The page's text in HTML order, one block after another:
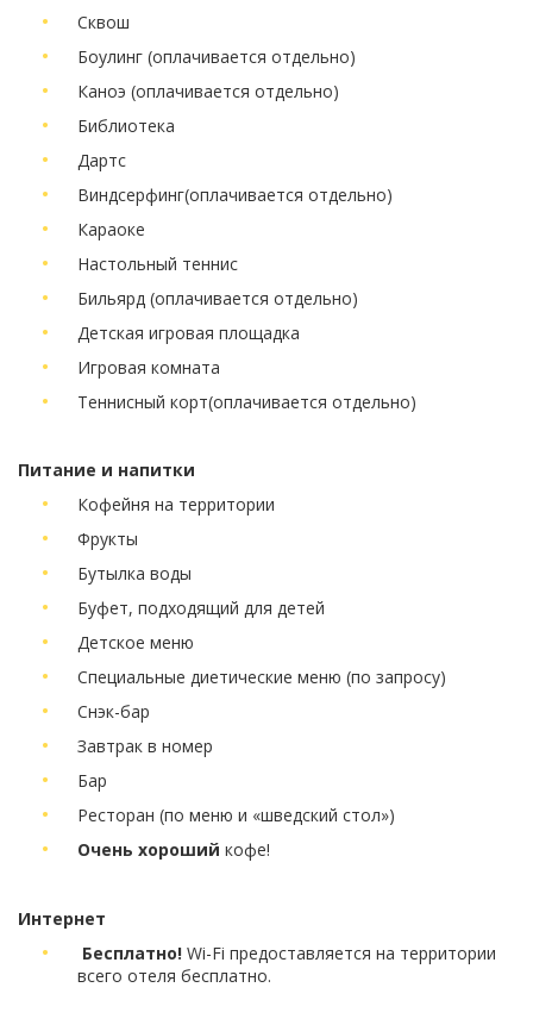
Сквош
Боулинг (оплачивается отдельно)
Каноэ (оплачивается отдельно)
Библиотека
Дартс
Виндсерфинг(оплачивается отдельно)
Караоке
Настольный теннис
Бильярд (оплачивается отдельно)
Детская игровая площадка
Игровая комната
Теннисный корт(оплачивается отдельно)
Питание и напитки
Кофейня на территории
Фрукты
Бутылка воды
Буфет, подходящий для детей
Детское меню
Специальные диетические меню (по запросу)
Снэк-бар
Завтрак в номер
Бар
Ресторан (по меню и «шведский стол»)
Очень хороший кофе!
Интернет
Бесплатно! Wi-Fi предоставляется на территории
всего отеля бесплатно.